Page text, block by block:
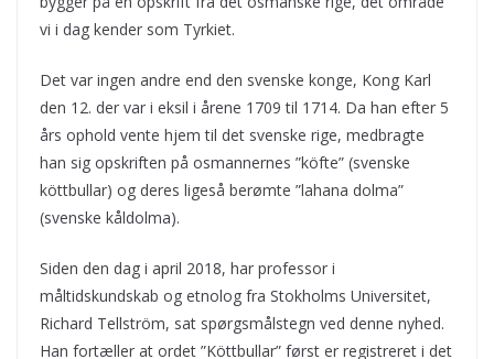
vi i dag kender som Tyrkiet.
Det var ingen andre end den svenske konge, Kong Karl
den 12. der var i eksil i årene 1709 til 1714. Da han efter 5
års ophold vente hjem til det svenske rige, medbragte
han sig opskriften på osmannernes ”köfte” (svenske
köttbullar) og deres ligeså berømte ”lahana dolma”
(svenske kåldolma).
Siden den dag i april 2018, har professor i
måltidskundskab og etnolog fra Stokholms Universitet,
Richard Tellström, sat spørgsmålstegn ved denne nyhed.
Han fortæller at ordet ”Köttbullar” først er registreret i det